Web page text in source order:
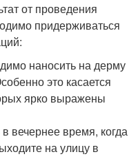
от проведения
придерживаться
наносить на дерму
это касается
ярко выражены
вечернее время, когда
на улицу в